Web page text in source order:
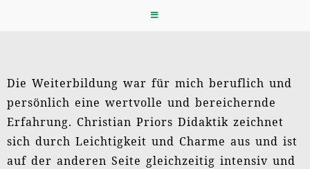
Eindrücke von der Münchner Gruppe 2013 –
Die Weiterbildung war für mich beruflich und
persönlich eine wertvolle und bereichernde
Erfahrung. Christian Priors Didaktik zeichnet
sich durch Leichtigkeit und Charme aus und ist
auf der anderen Seite gleichzeitig intensiv und